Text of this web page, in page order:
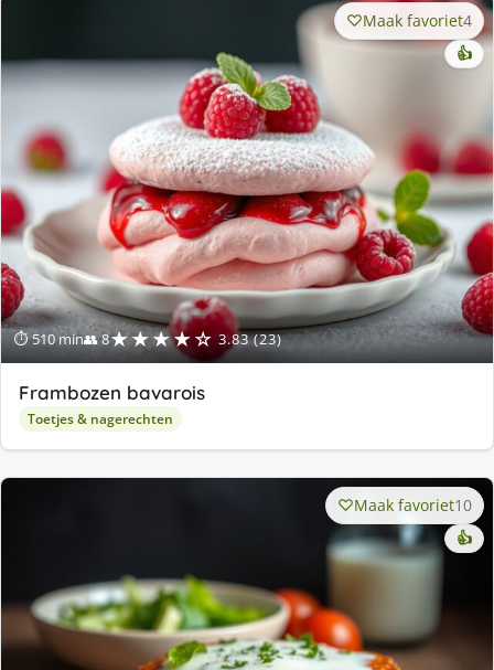
⏱ 510 min👥 8★★★★☆ 3.83 (23)
Maak favoriet4
👍
Frambozen bavarois
Toetjes & nagerechten
Maak favoriet10
👍